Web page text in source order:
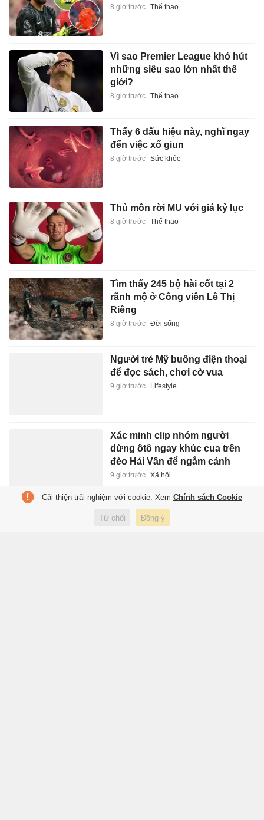
8 giờ trước Thể thao
Vì sao Premier League khó hút
những siêu sao lớn nhất thế
giới?
8 giờ trước Thể thao
Thấy 6 dấu hiệu này, nghĩ ngay
đến việc xổ giun
8 giờ trước Sức khỏe
Thủ môn rời MU với giá kỷ lục
8 giờ trước Thể thao
Tìm thấy 245 bộ hài cốt tại 2
rãnh mộ ở Công viên Lê Thị
Riêng
8 giờ trước Đời sống
Người trẻ Mỹ buông điện thoại
để đọc sách, chơi cờ vua
9 giờ trước Lifestyle
Xác minh clip nhóm người
dừng ôtô ngay khúc cua trên
đèo Hải Vân để ngắm cảnh
9 giờ trước Xã hội
Ám ảnh tâm lý mang tên ly hôn
9 giờ trước Sách hay
Cải thiện trải nghiệm với cookie. Xem Chính sách Cookie
Từ chối Đồng ý